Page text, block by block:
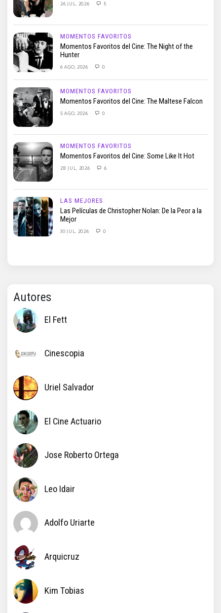
26 JUL, 2026 5
MOMENTOS FAVORITOS
Momentos Favoritos del Cine: The Night of the
Hunter
6 AGO, 2026 0
MOMENTOS FAVORITOS
Momentos Favoritos del Cine: The Maltese Falcon
5 AGO, 2026 0
MOMENTOS FAVORITOS
Momentos Favoritos del Cine: Some Like It Hot
28 JUL, 2026 6
LAS MEJORES
Las Películas de Christopher Nolan: De la Peor a la
Mejor
30 JUL, 2026 0
Autores
El Fett
Cinescopia
Uriel Salvador
El Cine Actuario
Jose Roberto Ortega
Leo Idair
Adolfo Uriarte
Arquicruz
Kim Tobias